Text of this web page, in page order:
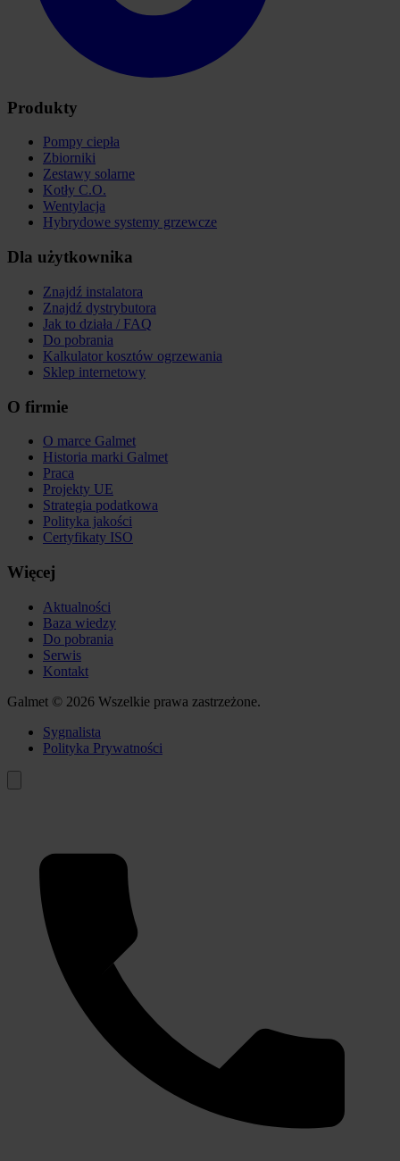
Produkty
Pompy ciepła
Zbiorniki
Zestawy solarne
Kotły C.O.
Wentylacja
Hybrydowe systemy grzewcze
Dla użytkownika
Znajdź instalatora
Znajdź dystrybutora
Jak to działa / FAQ
Do pobrania
Kalkulator kosztów ogrzewania
Sklep internetowy
O firmie
O marce Galmet
Historia marki Galmet
Praca
Projekty UE
Strategia podatkowa
Polityka jakości
Certyfikaty ISO
Więcej
Aktualności
Baza wiedzy
Do pobrania
Serwis
Kontakt
Galmet © 2026 Wszelkie prawa zastrzeżone.
Sygnalista
Polityka Prywatności